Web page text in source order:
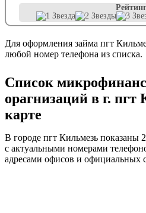
Для оформления займа пгт
любой номер телефона из списка.
Список
орагнизаций в г. пгт
карте
В городе пгт Кильмезь
с актуальными номерами
адресами офисов и официальных